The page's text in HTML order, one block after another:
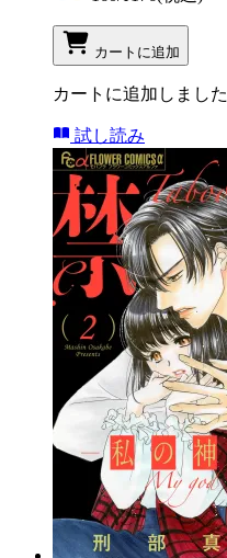
カートに追加
カートに追加しました
試し読み